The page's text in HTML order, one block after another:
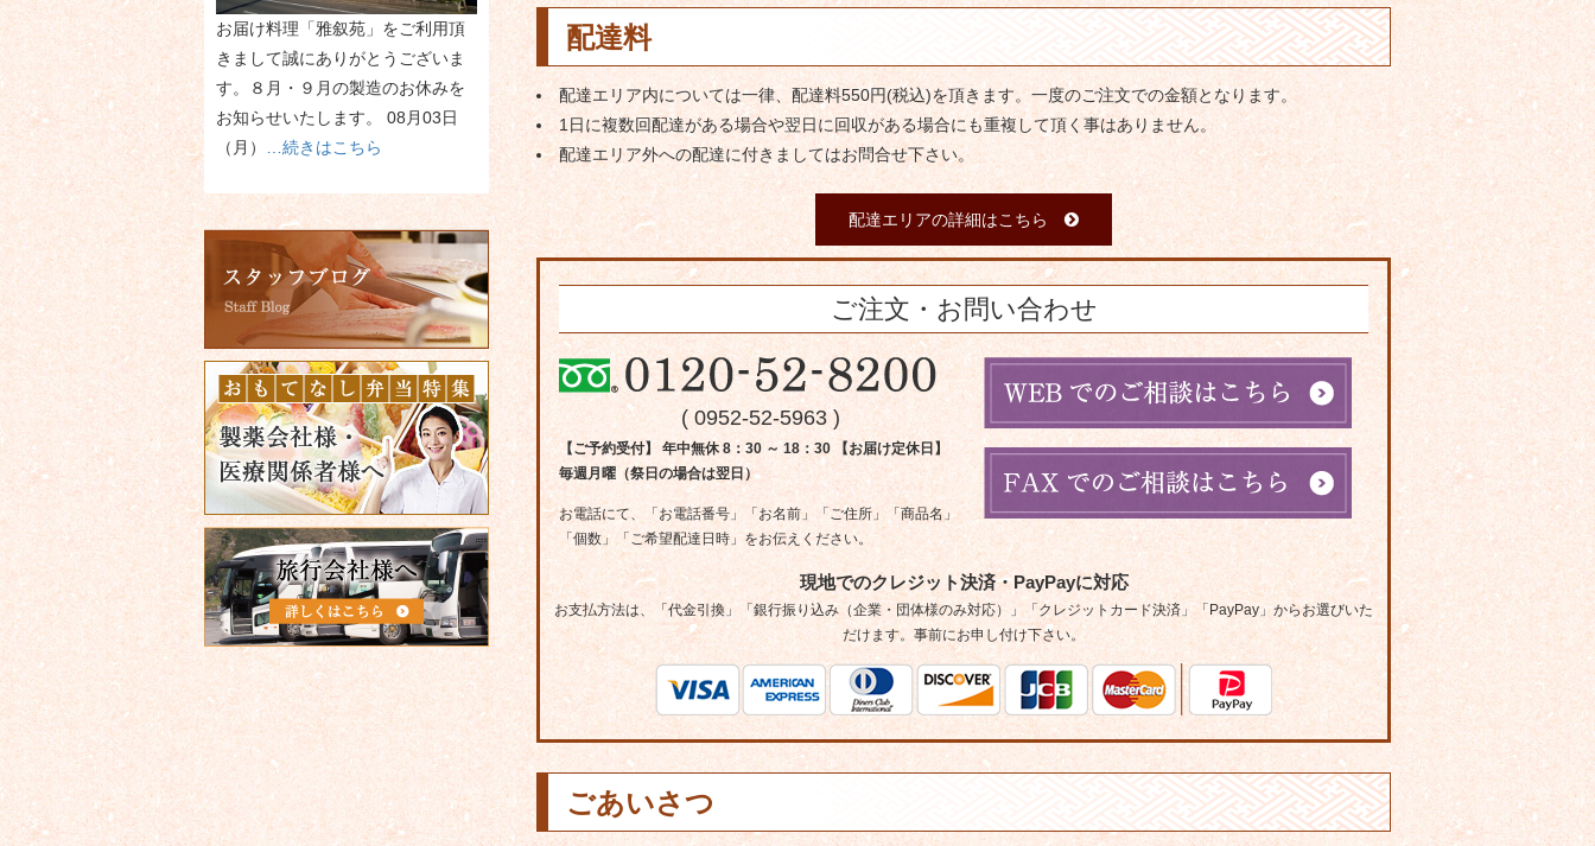
配達料
配達エリア内については一律、配達料550円(税込)を頂きます。一度のご注文での金額となります。
1日に複数回配達がある場合や翌日に回収がある場合にも重複して頂く事はありません。
配達エリア外への配達に付きましてはお問合せ下さい。
配達エリアの詳細はこちら
ご注文・お問い合わせ
( 0952-52-5963 )
【ご予約受付】 年中無休 8：30 ～ 18：30 【お届け定休日】
毎週月曜（祭日の場合は翌日）
お電話にて、「お電話番号」「お名前」「ご住所」「商品名」
「個数」「ご希望配達日時」をお伝えください。
現地でのクレジット決済・PayPayに対応
お支払方法は、「代金引換」「銀行振り込み（企業・団体様のみ対応）」「クレジットカード決済」「PayPay」からお選びいた
だけます。事前にお申し付け下さい。
ごあいさつ
お届け料理「雅叙苑」をご利用頂
きまして誠にありがとうございま
す。８月・９月の製造のお休みを
お知らせいたします。 08月03日
（月）
…続きはこちら